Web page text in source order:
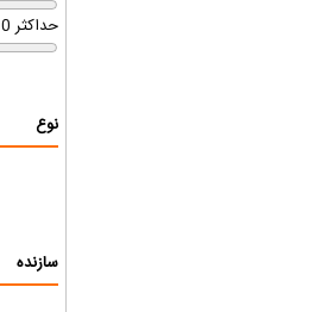
0 حداکثر
نوع
سازنده